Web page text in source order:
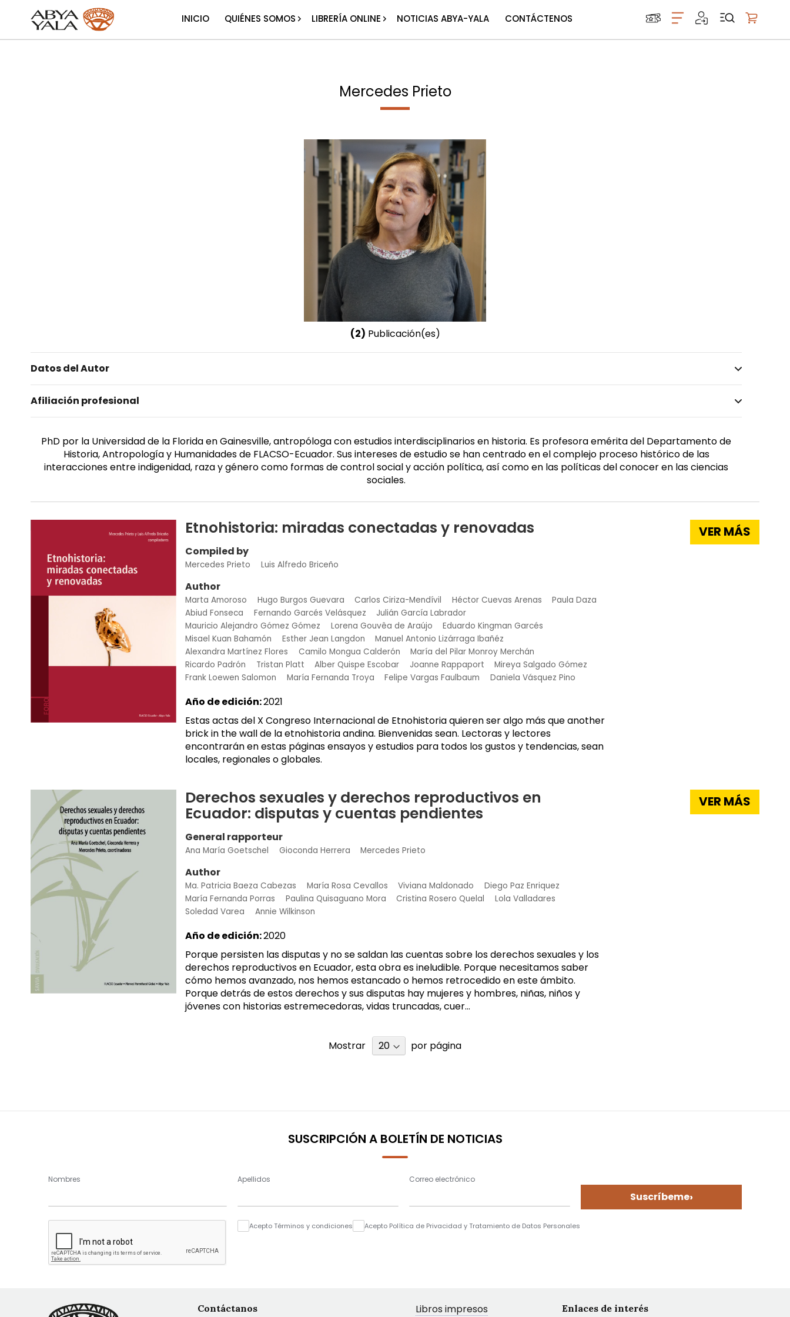
INICIO QUIÉNES SOMOS LIBRERÍA ONLINE NOTICIAS ABYA-YALA CONTÁCTENOS
Mercedes Prieto
(2) Publicación(es)
Datos del Autor
Femenino
Afiliación profesional
Facultad Latinoamericana de Ciencias Sociales FLACSO ECUADOR
PhD por la Universidad de la Florida en Gainesville, antropóloga con estudios interdisciplinarios en historia. Es profesora emérita del Departamento de
Historia, Antropología y Humanidades de FLACSO-Ecuador. Sus intereses de estudio se han centrado en el complejo proceso histórico de las
interacciones entre indigenidad, raza y género como formas de control social y acción política, así como en las políticas del conocer en las ciencias
sociales.
Etnohistoria: miradas conectadas y renovadas
Compiled by
Mercedes Prieto Luis Alfredo Briceño
Author
Marta Amoroso Hugo Burgos Guevara Carlos Ciriza-Mendívil Héctor Cuevas Arenas
Paula Daza
Abiud Fonseca
Fernando Garcés Velásquez
Julián García Labrador
Mauricio Alejandro Gómez Gómez
Lorena Gouvêa de Araújo
Eduardo Kingman Garcés
Misael Kuan Bahamón
Esther Jean Langdon
Manuel Antonio Lizárraga Ibañéz
Alexandra Martínez Flores
Camilo Mongua Calderón
María del Pilar Monroy Merchán
Ricardo Padrón
Tristan Platt Alber Quispe Escobar Joanne Rappaport
Mireya Salgado Gómez
Frank Loewen Salomon
María Fernanda Troya Felipe Vargas Faulbaum Daniela Vásquez Pino
Año de edición:2021
Estas actas del X Congreso Internacional de Etnohistoria quieren ser algo más que another
brick in the wall de la etnohistoria andina. Bienvenidas sean. Lectoras y lectores
encontrarán en estas páginas ensayos y estudios para todos los gustos y tendencias, sean
locales, regionales o globales.
VER MÁS
Derechos sexuales y derechos reproductivos en
Ecuador: disputas y cuentas pendientes
General rapporteur
Ana María Goetschel Gioconda Herrera Mercedes Prieto
Author
Ma. Patricia Baeza Cabezas María Rosa Cevallos Viviana Maldonado
Diego Paz Enriquez
María Fernanda Porras
Paulina Quisaguano Mora Cristina Rosero Quelal
Lola Valladares
Soledad Varea
Annie Wilkinson
Año de edición:2020
Porque persisten las disputas y no se saldan las cuentas sobre los derechos sexuales y los
derechos reproductivos en Ecuador, esta obra es ineludible. Porque necesitamos saber
cómo hemos avanzado, nos hemos estancado o hemos retrocedido en este ámbito.
Porque detrás de estos derechos y sus disputas hay mujeres y hombres, niñas, niños y
jóvenes con historias estremecedoras, vidas truncadas, cuer...
VER MÁS
Mostrar por página
SUSCRIPCIÓN A BOLETÍN DE NOTICIAS
Nombres Apellidos Correo electrónico
Suscríbeme›
Acepto Términos y condiciones Acepto Política de Privacidad y Tratamiento de Datos Personales
Contáctanos Libros impresos Enlaces de interés